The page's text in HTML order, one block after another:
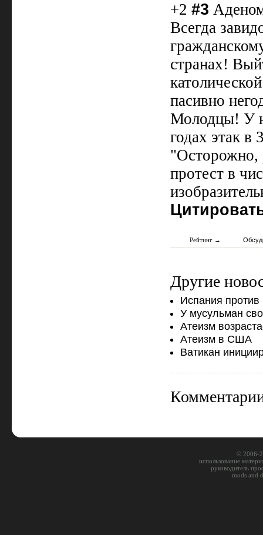
+2#3
Всегда
странах!
пасивно
Молодцы! У
годах этак в
"Осторожно,
протест в
Рейтинг →
Другие
Испания
У мусульман
Атеизм
Атеизм в США
Ватикан
© 2006-
использование
руководитель
mods and